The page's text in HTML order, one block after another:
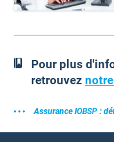
Pour plus
retrouvez
Assurance IOBSP :